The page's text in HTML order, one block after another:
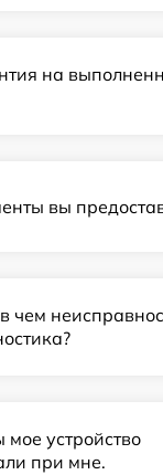
на
вы
чем
мое устройство
при мне.